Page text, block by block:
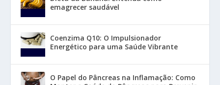
emagrecer saudável
Coenzima Q10: O Impulsionador
Energético para uma Saúde Vibrante
O Papel do Pâncreas na Inflamação: Como